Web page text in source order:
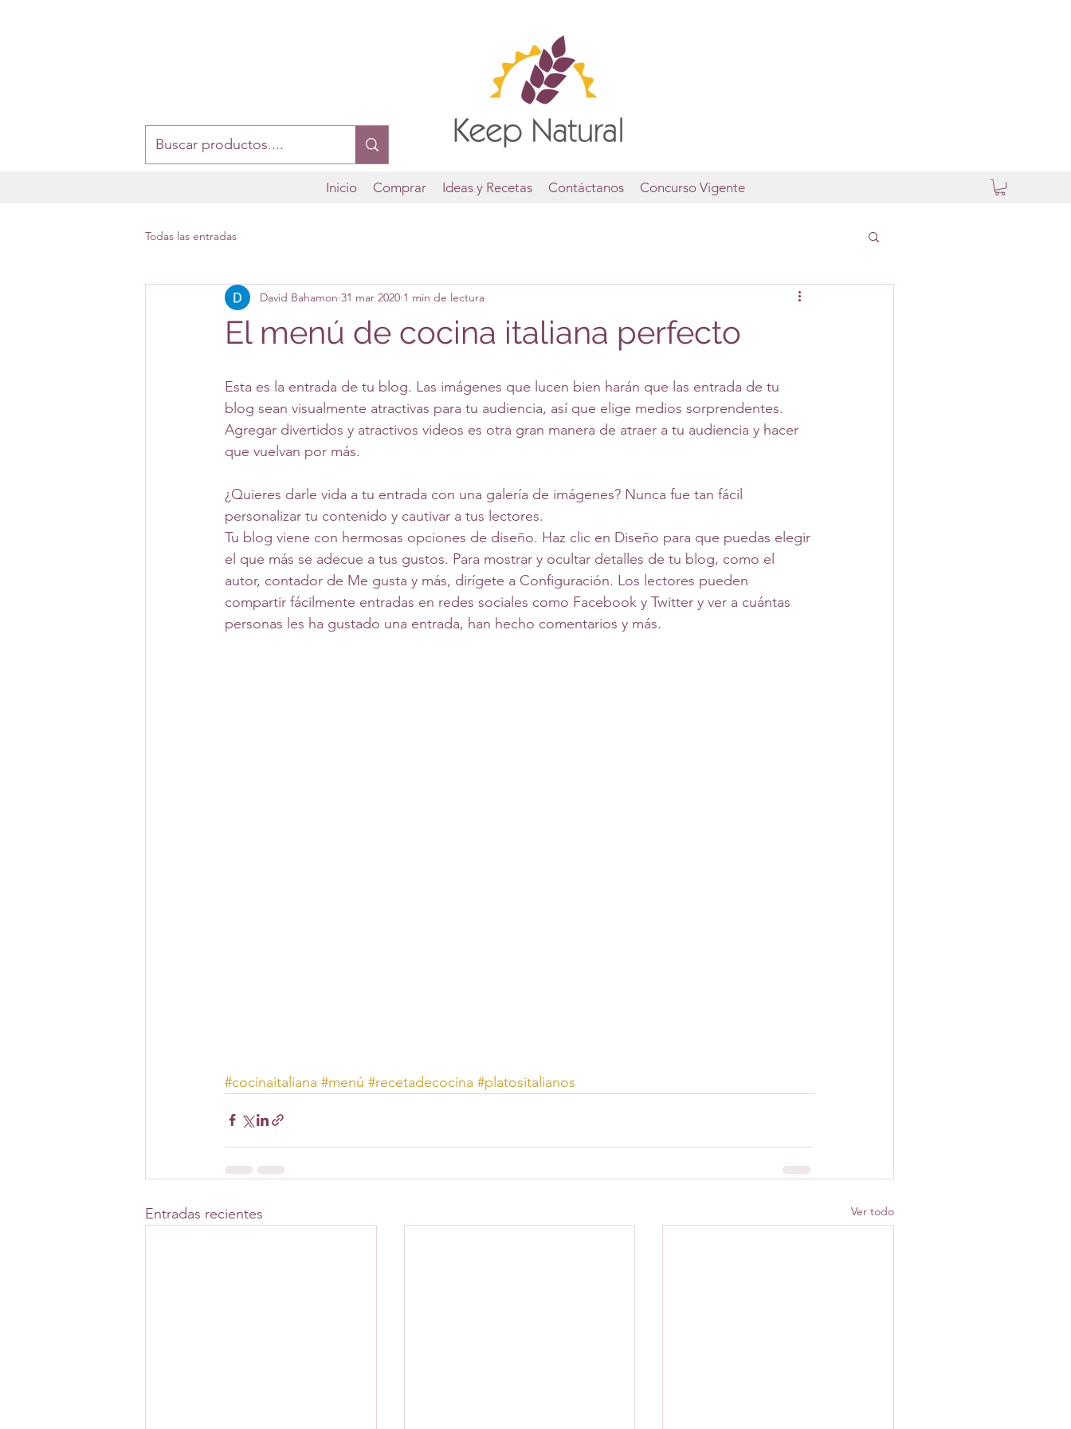
Inicio Comprar Ideas y Recetas Contáctanos Concurso Vigente
Todas las entradas
El menú de cocina italiana perfecto
David Bahamon 31 mar 2020 1 min de lectura
Esta es la entrada de tu blog. Las imágenes que lucen bien harán que las entrada de tu
blog sean visualmente atractivas para tu audiencia, así que elige medios sorprendentes.
Agregar divertidos y atractivos videos es otra gran manera de atraer a tu audiencia y hacer
que vuelvan por más.
¿Quieres darle vida a tu entrada con una galería de imágenes? Nunca fue tan fácil
personalizar tu contenido y cautivar a tus lectores.
Tu blog viene con hermosas opciones de diseño. Haz clic en Diseño para que puedas elegir
el que más se adecue a tus gustos. Para mostrar y ocultar detalles de tu blog, como el
autor, contador de Me gusta y más, dirígete a Configuración. Los lectores pueden
compartir fácilmente entradas en redes sociales como Facebook y Twitter y ver a cuántas
personas les ha gustado una entrada, han hecho comentarios y más.
#cocinaitaliana #menú #recetadecocina #platositalianos
Entradas recientes Ver todo